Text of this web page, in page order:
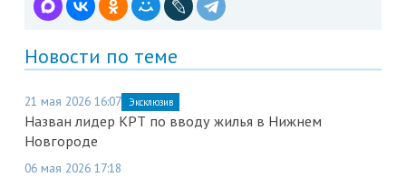
Новости по теме
21 мая 2026 16:07 Эксклюзив
Назван лидер КРТ по вводу жилья в Нижнем
Новгороде
06 мая 2026 17:18